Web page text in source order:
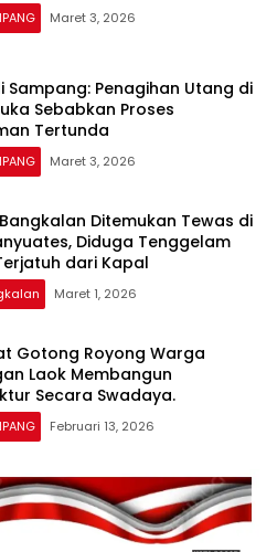
Maret 3, 2026
Sampang: Penagihan Utang di
Sebabkan Proses
Tertunda
Maret 3, 2026
Ditemukan Tewas di
Diduga Tenggelam
dari Kapal
Maret 1, 2026
Gotong Royong Warga
Laok Membangun
Secara Swadaya.
Februari 13, 2026